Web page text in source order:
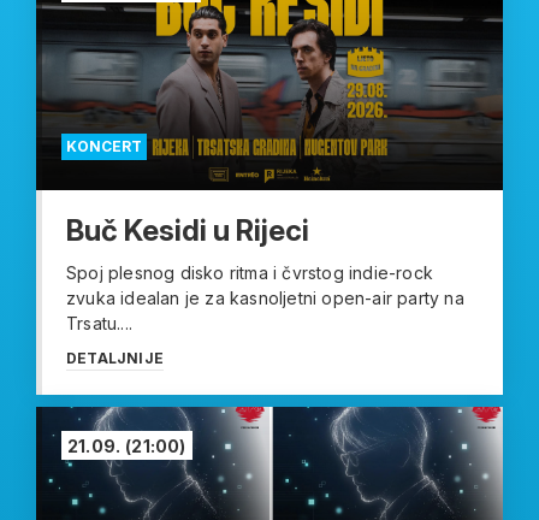
KONCERT
Buč Kesidi u Rijeci
Spoj plesnog disko ritma i čvrstog indie-rock
zvuka idealan je za kasnoljetni open-air party na
Trsatu....
DETALJNIJE
21.09. (21:00)